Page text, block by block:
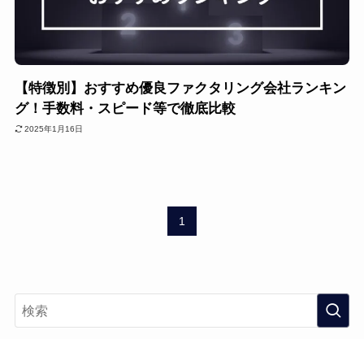
【特徴別】おすすめ優良ファクタリング会社ランキン
グ！手数料・スピード等で徹底比較
2025年1月16日
1